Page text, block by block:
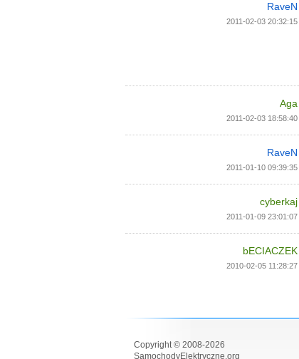
RaveN
2011-02-03 20:32:15
Aga
2011-02-03 18:58:40
RaveN
2011-01-10 09:39:35
cyberkaj
2011-01-09 23:01:07
bECIACZEK
2010-02-05 11:28:27
Copyright © 2008-2026
SamochodyElektryczne.org